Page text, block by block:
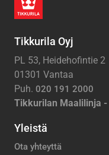
Tikkurila Oyj
PL 53, Heidehofintie 2
01301 Vantaa
Puh. 020 191 2000
Tikkurilan Maalilinja -
Yleistä
Ota yhteyttä